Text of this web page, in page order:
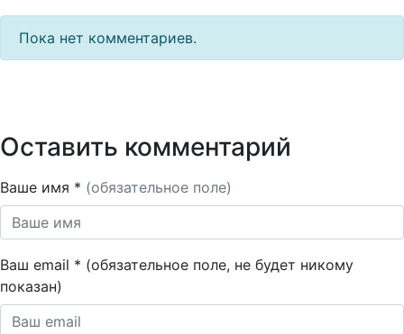
Пока нет комментариев.
Оставить комментарий
Ваше имя * (обязательное поле)
Ваш email * (обязательное поле, не будет никому
показан)